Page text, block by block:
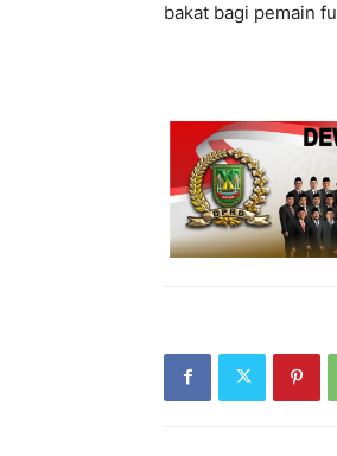
bakat bagi pemain